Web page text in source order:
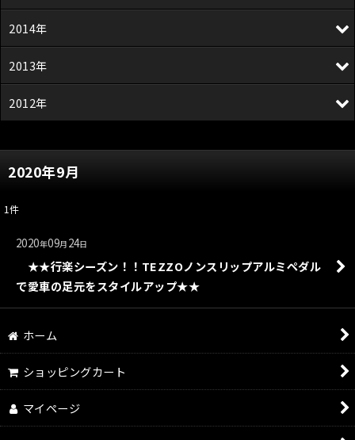
2020年9月
1件
2020年09月 24日
★★行楽シーズン！！TEZZOノンスリップアルミペダル
で愛車の足元をスタイルアップ★★
2014年
2013年
2012年
ホーム
ショッピングカート
マイページ